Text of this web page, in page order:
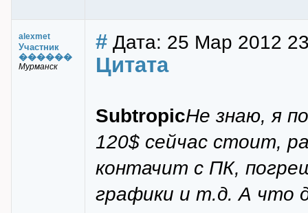
alexmet
Участник
������
Мурманск
# Дата: 25 Мар 2012
Цитата
SubtropicНе знаю, я
120$ сейчас стоит,
контачит с ПК,
графики и т.д. А что